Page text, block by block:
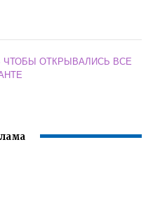
ЧТОБЫ ОТКРЫВАЛИСЬ ВСЕ